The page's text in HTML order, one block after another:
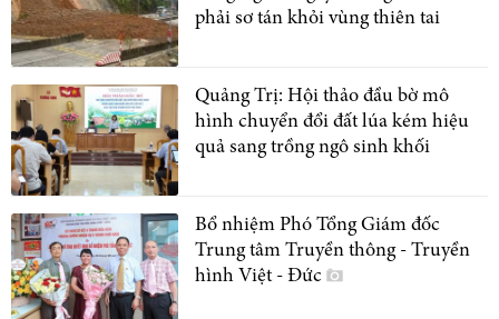
phải sơ tán khỏi vùng thiên tai
Quảng Trị: Hội thảo đầu bờ mô
hình chuyển đổi đất lúa kém hiệu
quả sang trồng ngô sinh khối
Bổ nhiệm Phó Tổng Giám đốc
Trung tâm Truyền thông - Truyền
hình Việt - Đức